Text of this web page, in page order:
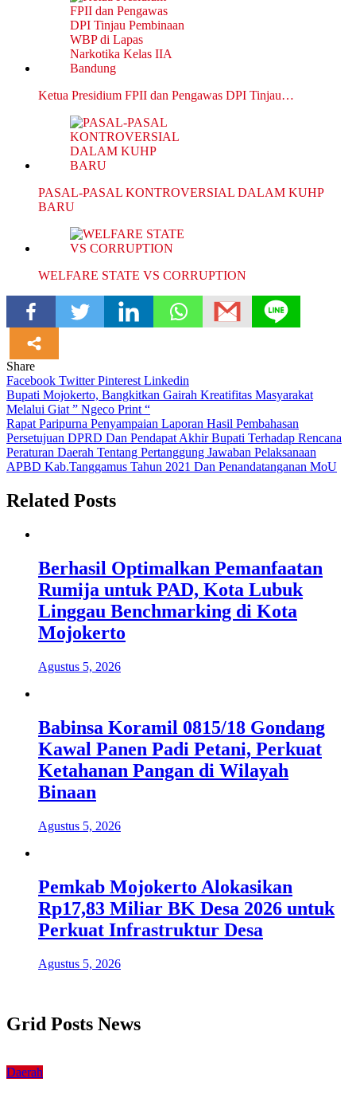
Ketua Presidium FPII dan Pengawas DPI Tinjau…
PASAL-PASAL KONTROVERSIAL DALAM KUHP
BARU
WELFARE STATE VS CORRUPTION
Share
Facebook TwitterPinterest Linkedin
Navigasi
pos
Bupati Mojokerto, Bangkitkan Gairah Kreatifitas Masyarakat
Melalui Giat ” Ngeco Print “
Rapat Paripurna Penyampaian Laporan Hasil Pembahasan
Persetujuan DPRD Dan Pendapat Akhir Bupati Terhadap Rencana
Peraturan Daerah Tentang Pertanggung Jawaban Pelaksanaan
APBD Kab.Tanggamus Tahun 2021 Dan Penandatanganan MoU
Related Posts
Berhasil Optimalkan Pemanfaatan
Rumija untuk PAD, Kota Lubuk
Linggau Benchmarking di Kota
Mojokerto
Agustus 5, 2026
Babinsa Koramil 0815/18 Gondang
Kawal Panen Padi Petani, Perkuat
Ketahanan Pangan di Wilayah
Binaan
Agustus 5, 2026
Pemkab Mojokerto Alokasikan
Rp17,83 Miliar BK Desa 2026 untuk
Perkuat Infrastruktur Desa
Agustus 5, 2026
Grid Posts News
Daerah